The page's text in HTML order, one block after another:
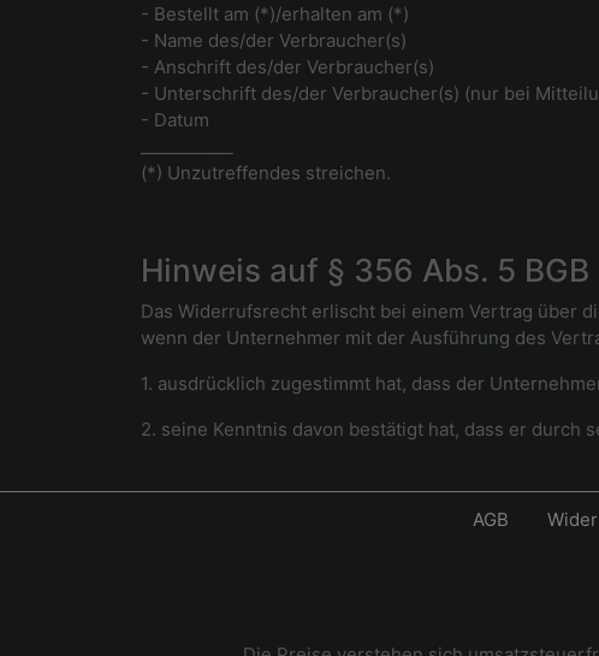
- Bestellt am (*)/erhalten am (*)
- Name des/der Verbraucher(s)
- Anschrift des/der Verbraucher(s)
- Unterschrift des/der Verbraucher(s) (nur bei
- Datum
(*) Unzutreffendes streichen.
Hinweis auf § 356 Abs. 5 BGB
Das Widerrufsrecht erlischt bei einem Vertrag über
wenn der Unternehmer mit der Ausführung des
1. ausdrücklich zugestimmt hat, dass der
2. seine Kenntnis davon bestätigt hat, dass er
AGB